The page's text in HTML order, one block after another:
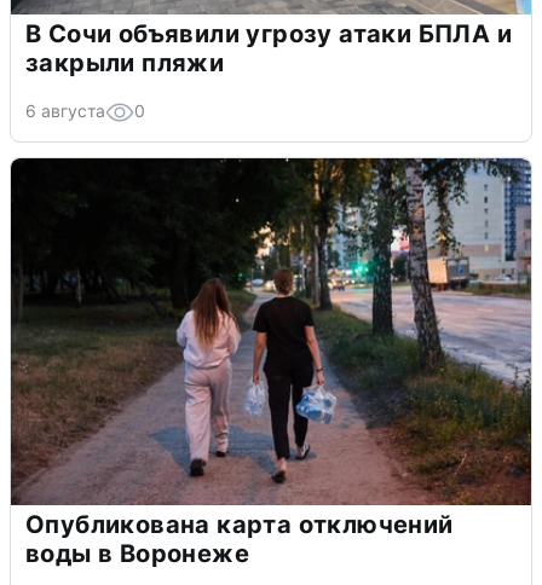
В Сочи объявили угрозу атаки БПЛА и
закрыли пляжи
6 августа 0
Опубликована карта отключений
воды в Воронеже